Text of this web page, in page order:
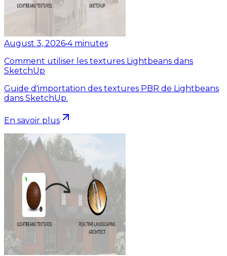
August 3, 2026•4 minutes
Comment utiliser les textures Lightbeans dans
SketchUp
Guide d'importation des textures PBR de Lightbeans
dans SketchUp.
En savoir plus